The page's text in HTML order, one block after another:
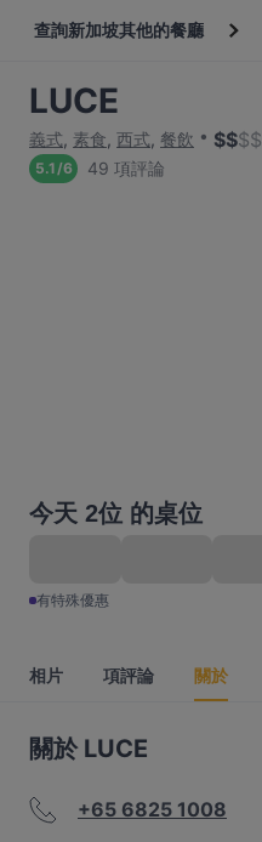
查詢新加坡其他的餐廳
LUCE
義式, 素食, 西式, 餐飲 $$$$
5.1/6 49 項評論
今天 2位 的桌位
有特殊優惠
相片 項評論 關於
關於 LUCE
+65 6825 1008